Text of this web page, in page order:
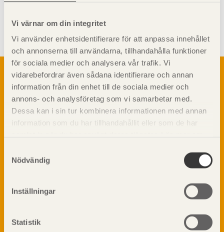
Vi värnar om din integritet
Vi använder enhetsidentifierare för att anpassa innehållet
och annonserna till användarna, tillhandahålla funktioner
för sociala medier och analysera vår trafik. Vi
vidarebefordrar även sådana identifierare och annan
information från din enhet till de sociala medier och
annons- och analysföretag som vi samarbetar med.
Dessa kan i sin tur kombinera informationen med annan
information som du har tillhandahållit eller som de har
Nödvändig
Inställningar
Statistik
Om trä
Materialet trä
Skogsbruk
Barrträdets uppbyggnad
Träets egenskaper och kvalitet
Sågverksprocessen
Kemisk behandling
Byggfysik
Ljud
TräGuiden är den digitala handboken för trä och
träbyggande och innehåller information om
materialet trä samt instruktioner för byggande
med trä.